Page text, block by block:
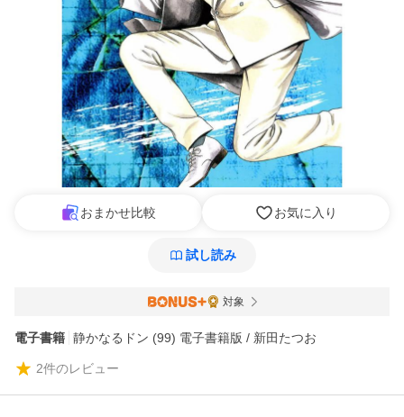
おまかせ比較 お気に入り
試し読み
対象
電子書籍 静かなるドン (99) 電子書籍版 / 新田たつお
2件のレビュー